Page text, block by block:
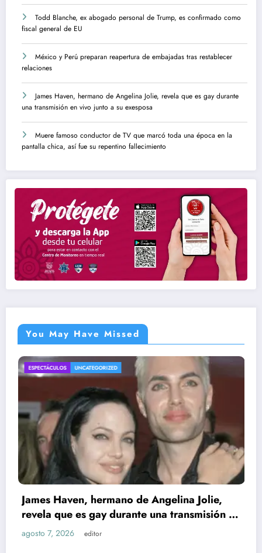
Todd Blanche, ex abogado personal de Trump, es confirmado como
fiscal general de EU
México y Perú preparan reapertura de embajadas tras restablecer
relaciones
James Haven, hermano de Angelina Jolie, revela que es gay durante
una transmisión en vivo junto a su exesposa
Muere famoso conductor de TV que marcó toda una época en la
pantalla chica, así fue su repentino fallecimiento
You May Have Missed
de Angelina Jolie,
una transmisión en
ENTRETENIMIENTO